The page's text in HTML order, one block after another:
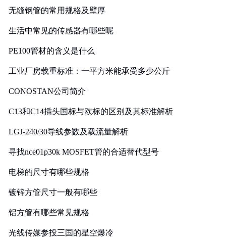
无缝钢管的常用规格及壁厚
生活中常见的传感器有哪些呢
PE100管材的含义是什么
工业厂房载重标准：一平方米能承受多少公斤
CONOSTAN公司简介
C13和C14插头国标与欧标的区别及其标准解析
LGJ-240/30导线参数及载流量解析
寻找nce01p30k MOSFET管的合适替代型号
电梯的尺寸有哪些规格
镀锌方管尺寸一般有哪些
铝方管有哪些常见规格
光线传媒参投三国的星空爆冷